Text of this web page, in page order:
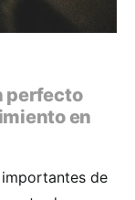
perfecto
en
de